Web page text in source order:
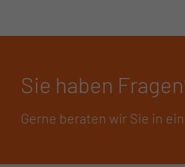
Sie haben
Gerne beraten wir Sie in